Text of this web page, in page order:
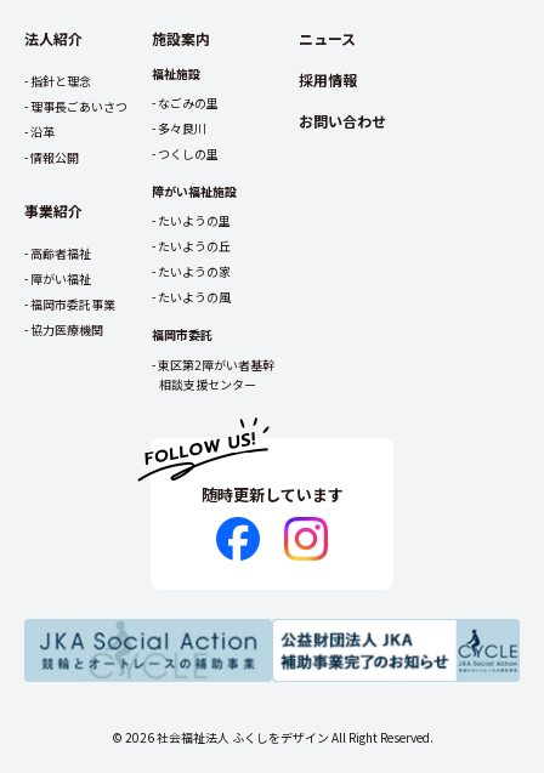
法人紹介
指針と理念
理事長ごあいさつ
沿革
情報公開
事業紹介
高齢者福祉
障がい福祉
福岡市委託事業
協力医療機関
施設案内
福祉施設
なごみの里
多々良川
つくしの里
障がい福祉施設
たいようの里
たいようの丘
たいようの家
たいようの風
福岡市委託
東区第2障がい者基幹
相談支援センター
ニュース
採用情報
お問い合わせ
随時更新しています
© 2026 社会福祉法人 ふくしをデザイン All Right Reserved.